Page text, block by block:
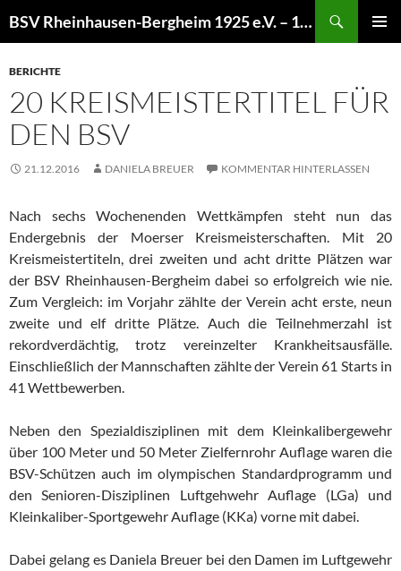
Inhalt
BSV Rheinhausen-Bergheim 1925 e.V. – 100% Sportschießen
BERICHTE
20 KREISMEISTERTITEL FÜR
DEN BSV
21.12.2016 DANIELA BREUER KOMMENTAR HINTERLASSEN
Nach sechs Wochenenden Wettkämpfen steht nun das
Endergebnis der Moerser Kreismeisterschaften. Mit 20
Kreismeistertiteln, drei zweiten und acht dritte Plätzen war
der BSV Rheinhausen-Bergheim dabei so erfolgreich wie nie.
Zum Vergleich: im Vorjahr zählte der Verein acht erste, neun
zweite und elf dritte Plätze. Auch die Teilnehmerzahl ist
rekordverdächtig, trotz vereinzelter Krankheitsausfälle.
Einschließlich der Mannschaften zählte der Verein 61 Starts in
41 Wettbewerben.
Neben den Spezialdisziplinen mit dem Kleinkalibergewehr
über 100 Meter und 50 Meter Zielfernrohr Auflage waren die
BSV-Schützen auch im olympischen Standardprogramm und
den Senioren-Disziplinen Luftgehwehr Auflage (LGa) und
Kleinkaliber-Sportgewehr Auflage (KKa) vorne mit dabei.
Dabei gelang es Daniela Breuer bei den Damen im Luftgewehr